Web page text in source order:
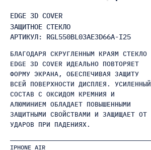
EDGE 3D COVER
ЗАЩИТНОЕ СТЕКЛО
БЛАГОДАРЯ СКРУГЛЕННЫМ КРАЯМ СТЕКЛО
EDGE 3D COVER ИДЕАЛЬНО ПОВТОРЯЕТ
ФОРМУ ЭКРАНА, ОБЕСПЕЧИВАЯ ЗАЩИТУ
ВСЕЙ ПОВЕРХНОСТИ ДИСПЛЕЯ. УСИЛЕННЫЙ
СОСТАВ С ОКСИДОМ КРЕМНИЯ И
АЛЮМИНИЕМ ОБЛАДАЕТ ПОВЫШЕННЫМИ
ЗАЩИТНЫМИ СВОЙСТВАМИ И ЗАЩИЩАЕТ ОТ
УДАРОВ ПРИ ПАДЕНИЯХ.
АРТИКУЛ: RGL550BL03AE3D66A-I25
IPHONE AIR